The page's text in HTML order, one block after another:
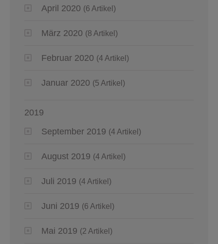
April 2020 (6 Artikel)
März 2020 (8 Artikel)
Februar 2020 (4 Artikel)
Januar 2020 (5 Artikel)
2019
September 2019 (4 Artikel)
August 2019 (4 Artikel)
Juli 2019 (4 Artikel)
Juni 2019 (6 Artikel)
Mai 2019 (2 Artikel)